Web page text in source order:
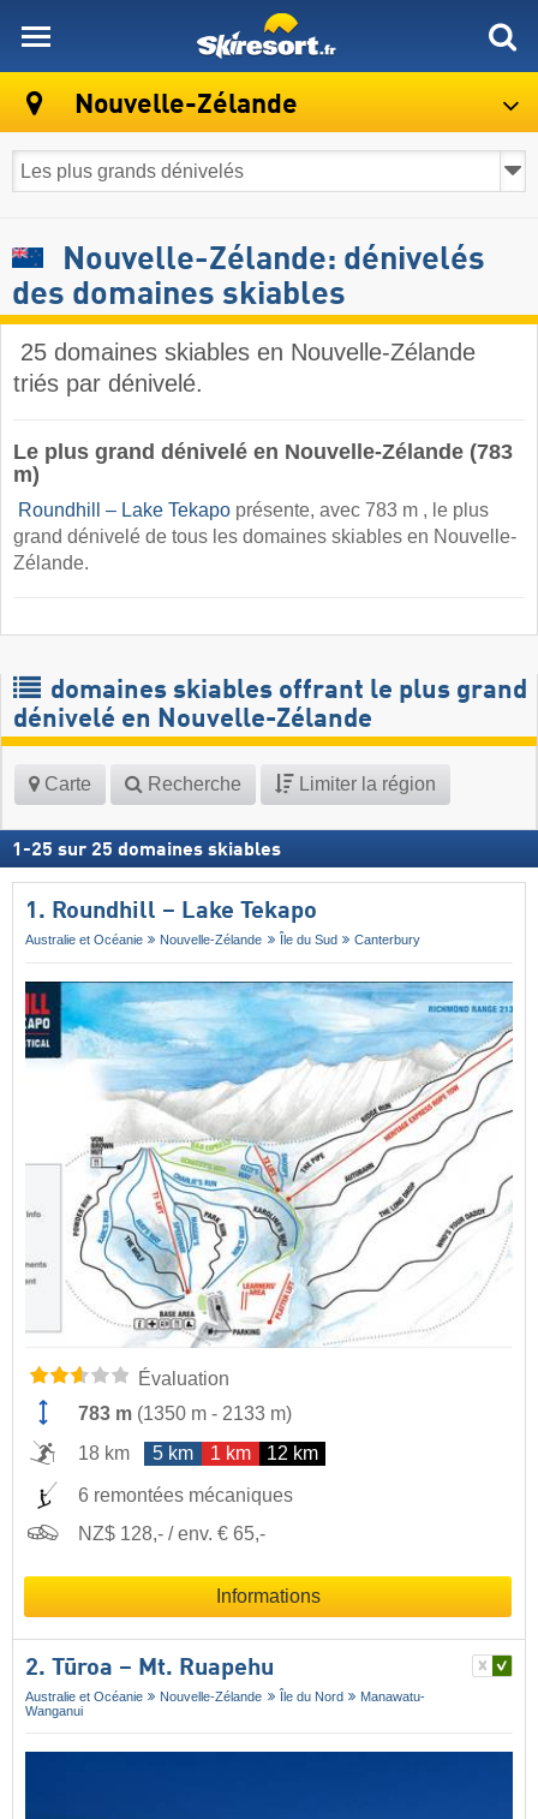
Nouvelle-Zélande
Nouvelle-Zélande: dénivelés
des domaines skiables
​ 25 domaines skiables en Nouvelle-Zélande
triés par dénivelé.
Le plus grand dénivelé en Nouvelle-Zélande (783
m)
Roundhill – Lake Tekapo présente, avec 783 m , le plus
grand dénivelé de tous les domaines skiables en Nouvelle-
Zélande.
domaines skiables offrant le plus grand
dénivelé en Nouvelle-Zélande
Carte Recherche Limiter la région
1 -25 sur 25 domaines skiables
1. Roundhill – Lake Tekapo
Australie et Océanie Nouvelle-Zélande Île du Sud Canterbury
Évaluation
783 m (1350 m - 2133 m)
18 km
5 km 1 km 12 km
6 remontées mécaniques
NZ$ 128,- / env. € 65,-
Informations
2. Tūroa – Mt. Ruapehu
Australie et Océanie Nouvelle-Zélande Île du Nord
Manawatu-
Wanganui